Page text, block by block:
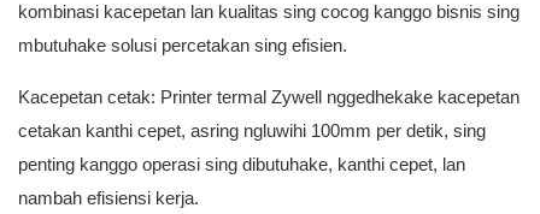
kombinasi kacepetan lan kualitas sing cocog kanggo bisnis sing
mbutuhake solusi percetakan sing efisien.
Kacepetan cetak: Printer termal Zywell nggedhekake kacepetan
cetakan kanthi cepet, asring ngluwihi 100mm per detik, sing
penting kanggo operasi sing dibutuhake, kanthi cepet, lan
nambah efisiensi kerja.